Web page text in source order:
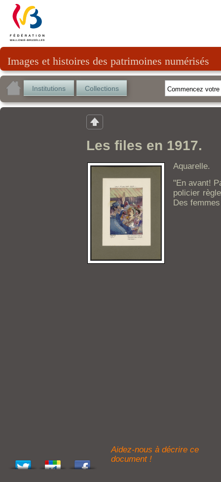
Images et histoires des patrimoines numérisés
Institutions Collections
Les files en 1917.
Aquarelle.
"En avant!
policier
Des
Aidez-nous à décrire ce
document !